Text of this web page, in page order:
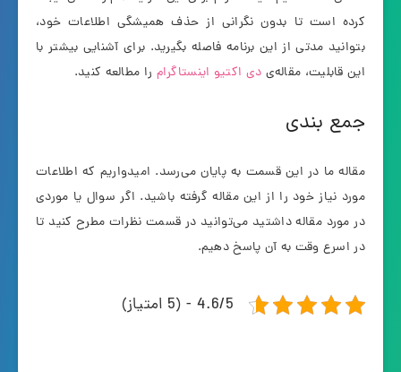
کرده است تا بدون نگرانی از حذف همیشگی اطلاعات خود،
بتوانید مدتی از این برنامه فاصله بگیرید. برای آشنایی بیشتر با
این قابلیت، مقاله‌ی دی اکتیو اینستاگرام را مطالعه کنید.
جمع بندی
مقاله ما در این قسمت به پایان می‌رسد. امیدواریم که اطلاعات
مورد نیاز خود را از این مقاله گرفته باشید. اگر سوال یا موردی
در مورد مقاله داشتید می‌توانید در قسمت نظرات مطرح کنید تا
در اسرع وقت به آن پاسخ دهیم.
4.6/5 - (5 امتیاز)